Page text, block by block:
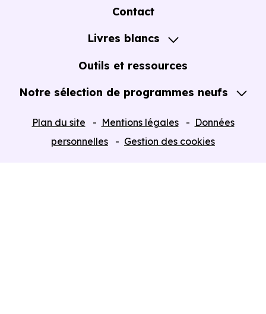
A propos
Contact
Livres blancs
Guide de l'Achat immobilier neuf en VEFA
Outils et ressources
Notre sélection de programmes neufs
Plan du site Mentions légales
Données
personnelles
Gestion des cookies